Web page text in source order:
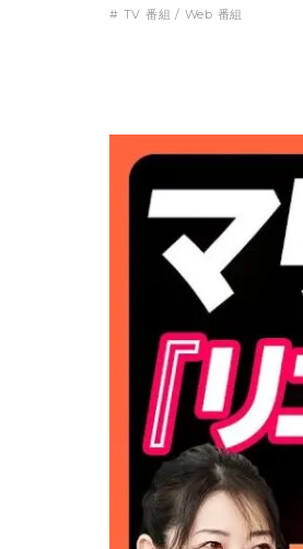
# TV 番組 / Web 番組